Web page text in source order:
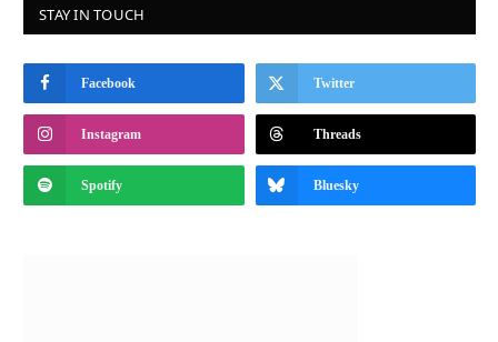
STAY IN TOUCH
Facebook Twitter
Instagram Threads
Spotify Bluesky